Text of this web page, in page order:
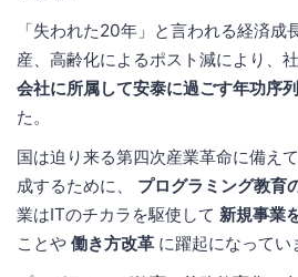
「失われた20年」と言われる経済成
産、高齢化によるポスト減により、
会社に所属して安泰に過ごす年功序
た。
国は迫り来る第四次産業革命に備え
成するために、 プログラミング教育
業はITのチカラを駆使して 新規事業
ことや 働き方改革 に躍起になってい